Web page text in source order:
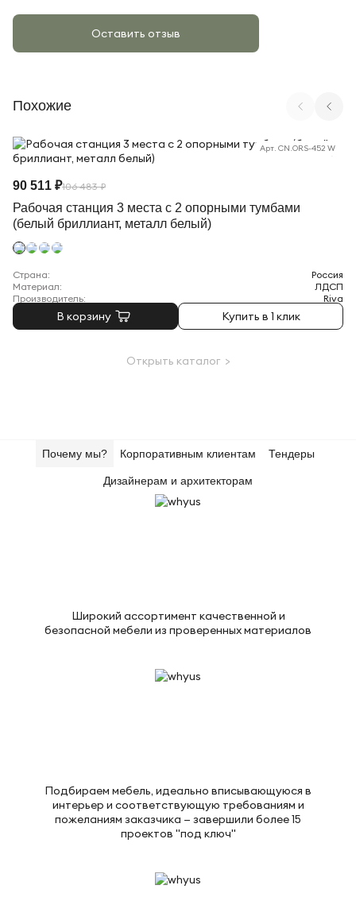
Оставить отзыв
Похожие
Арт. CN.ORS-452 W
Рабочая станция 3 места с 2 опорными тумбами
(белый бриллиант, металл белый)
90 511 ₽106 483 ₽
В корзину Купить в 1 клик
Страна:
Россия
Материал:
ЛДСП
Производитель:
Riva
Открыть каталог >
Почему мы? Корпоративным клиентам Тендеры
Дизайнерам и архитекторам
Широкий ассортимент качественной и
безопасной мебели из проверенных материалов
Подбираем мебель, идеально вписывающуюся в
интерьер и соответствующую требованиям и
пожеланиям заказчика — завершили более 15
проектов "под ключ"